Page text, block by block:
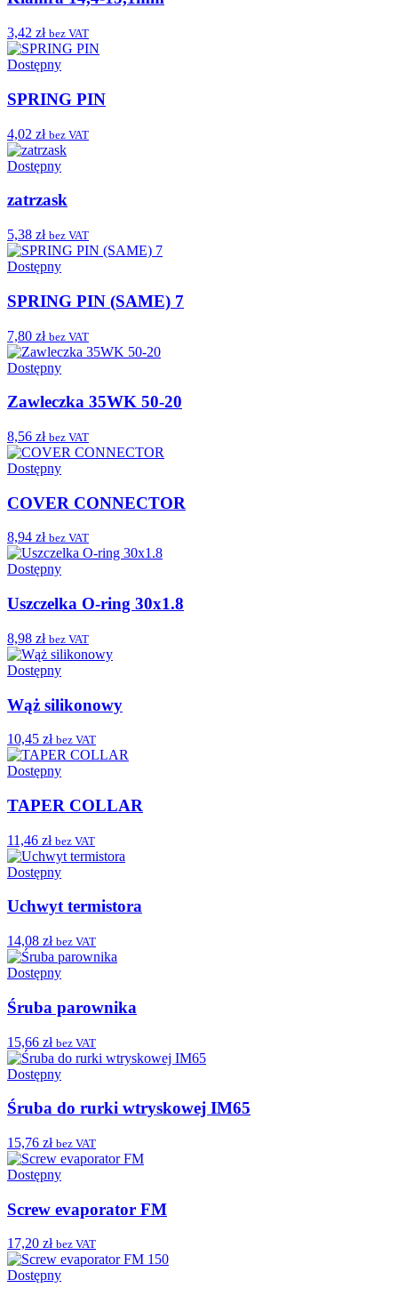
3,42 zł bez VAT
Dostępny
SPRING PIN
4,02 zł bez VAT
Dostępny
zatrzask
5,38 zł bez VAT
Dostępny
SPRING PIN (SAME) 7
7,80 zł bez VAT
Dostępny
Zawleczka 35WK 50-20
8,56 zł bez VAT
Dostępny
COVER CONNECTOR
8,94 zł bez VAT
Dostępny
Uszczelka O-ring 30x1.8
8,98 zł bez VAT
Dostępny
Wąż silikonowy
10,45 zł bez VAT
Dostępny
TAPER COLLAR
11,46 zł bez VAT
Dostępny
Uchwyt termistora
14,08 zł bez VAT
Dostępny
Śruba parownika
15,66 zł bez VAT
Dostępny
Śruba do rurki wtryskowej IM65
15,76 zł bez VAT
Dostępny
Screw evaporator FM
17,20 zł bez VAT
Dostępny